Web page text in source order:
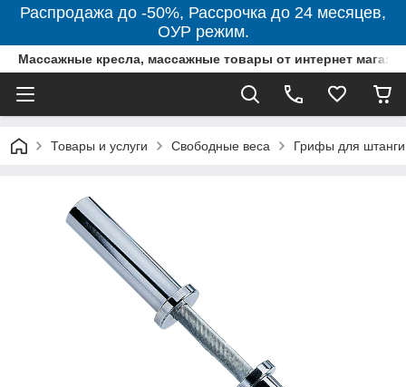
Распродажа до -50%, Рассрочка до 24 месяцев,
ОУР режим.
Массажные кресла, массажные товары от интернет
Товары и услуги Свободные веса Грифы для штанги